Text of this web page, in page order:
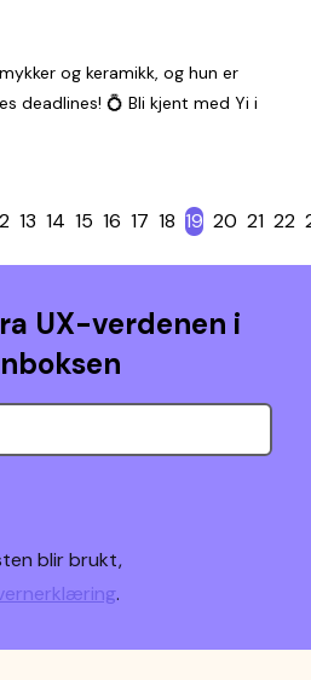
og keramikk, og hun er
deadlines! 💍 Bli kjent med Yi i
13 14 15 16 17 18 19 20 21 22
UX-verdenen i
blir brukt,
.